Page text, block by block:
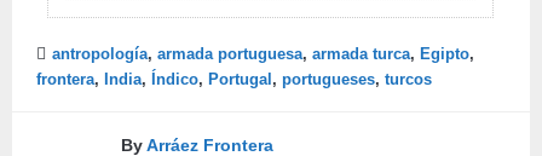
antropología, armada portuguesa, armada turca, Egipto,
frontera, India, Índico, Portugal , portugueses, turcos
ByArráez Frontera